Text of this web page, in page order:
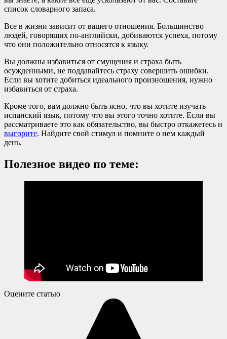
список словарного запаса.
Все в жизни зависит от вашего отношения. Большинство
людей, говорящих по-английски, добиваются успеха, потому
что они положительно относятся к языку.
Вы должны избавиться от смущения и страха быть
осужденными, не поддавайтесь страху совершить ошибки.
Если вы хотите добиться идеального произношения, нужно
избавиться от страха.
Кроме того, вам должно быть ясно, что вы хотите изучать
испанский язык, потому что вы этого точно хотите. Если вы
рассматриваете это как обязательство, вы быстро откажетесь и
выгорите. Найдите свой стимул и помните о нем каждый
день.
Полезное видео по теме:
Оцените статью